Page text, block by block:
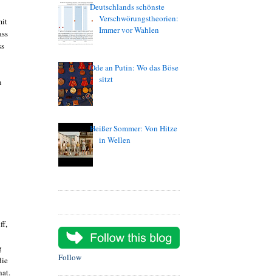
Deutschlands schönste
Verschwörungstheorien:
Immer vor Wahlen
Ode an Putin: Wo das Böse
sitzt
Heißer Sommer: Von Hitze
in Wellen
Follow